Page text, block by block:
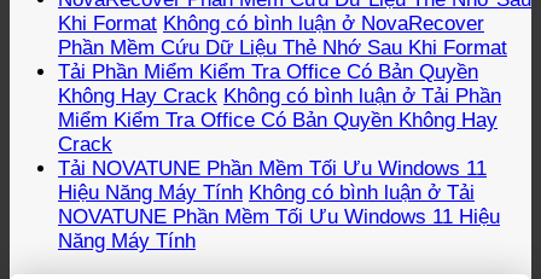
Khi Format Không có bình luận ở NovaRecover
Phần Mềm Cứu Dữ Liệu Thẻ Nhớ Sau Khi Format
Tải Phần Miểm Kiểm Tra Office Có Bản Quyền
Không Hay Crack Không có bình luận ở Tải Phần
Miểm Kiểm Tra Office Có Bản Quyền Không Hay
Crack
Tải NOVATUNE Phần Mềm Tối Ưu Windows 11
Hiệu Năng Máy Tính Không có bình luận ở Tải
NOVATUNE Phần Mềm Tối Ưu Windows 11 Hiệu
Năng Máy Tính